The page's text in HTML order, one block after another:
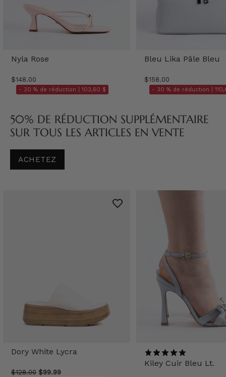
Nyla Rose
$148.00
- 30 % de réduction | 103,60 $
Bleu Lika Pâle Bleu
$158.00
- 30 % de réduction |
50% DE RÉDUCTION SUPPLÉMENTAIRE
SUR TOUS LES ARTICLES EN VENTE
ACHETEZ
Dory White Lycra
$128.00 $99.99
Kiley Cuir Bleu Lt.